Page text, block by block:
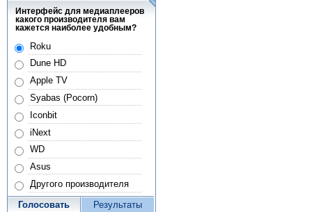
Интерфейс для медиаплееров
какого производителя вам
кажется наиболее удобным?
Roku
Dune HD
Apple TV
Syabas (Pocorn)
Iconbit
iNext
WD
Asus
Другого производителя
Голосовать Результаты